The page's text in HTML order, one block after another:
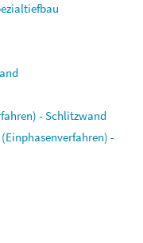
- Schlitzwand
-